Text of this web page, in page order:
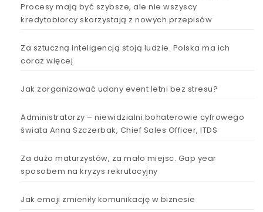
Procesy mają być szybsze, ale nie wszyscy
kredytobiorcy skorzystają z nowych przepisów
Za sztuczną inteligencją stoją ludzie. Polska ma ich
coraz więcej
Jak zorganizować udany event letni bez stresu?
Administratorzy – niewidzialni bohaterowie cyfrowego
świata Anna Szczerbak, Chief Sales Officer, ITDS
Za dużo maturzystów, za mało miejsc. Gap year
sposobem na kryzys rekrutacyjny
Jak emoji zmieniły komunikację w biznesie